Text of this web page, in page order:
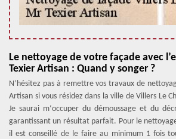
Le nettoyage de votre façade avec
Texier Artisan : Quand y songer ?
N’hésitez pas à remettre vos travaux de
Artisan si vous résidez dans la ville de Villers Le
Je saurai m‘occuper du démoussage et du
garantissant un résultat parfait. Pour le
il est conseillé de le faire au minimum 1 fois